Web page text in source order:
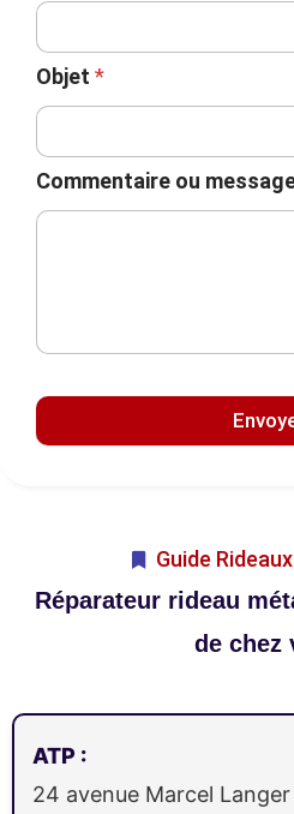
Objet *
Commentaire ou
Guide
Réparateur rideau
de chez
ATP :
24 avenue Marcel Langer